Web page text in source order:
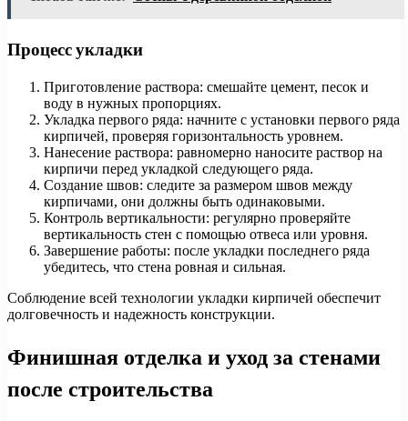
Процесс укладки
Приготовление раствора: смешайте цемент, песок и
воду в нужных пропорциях.
Укладка первого ряда: начните с установки первого ряда
кирпичей, проверяя горизонтальность уровнем.
Нанесение раствора: равномерно наносите раствор на
кирпичи перед укладкой следующего ряда.
Создание швов: следите за размером швов между
кирпичами, они должны быть одинаковыми.
Контроль вертикальности: регулярно проверяйте
вертикальность стен с помощью отвеса или уровня.
Завершение работы: после укладки последнего ряда
убедитесь, что стена ровная и сильная.
Соблюдение всей технологии укладки кирпичей обеспечит
долговечность и надежность конструкции.
Финишная отделка и уход за стенами
после строительства